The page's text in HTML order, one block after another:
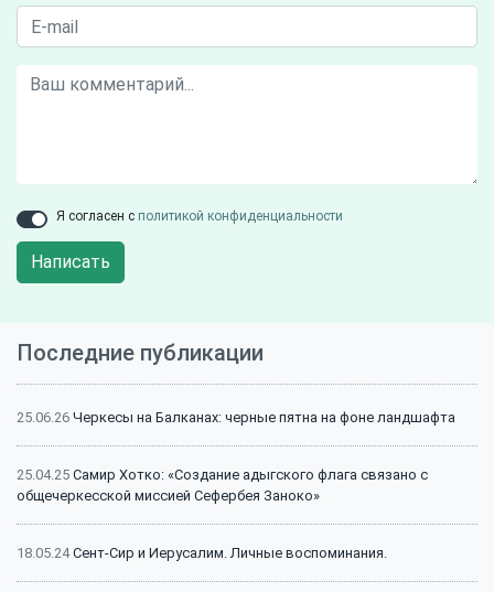
Я согласен с политикой конфиденциальности
Написать
Последние публикации
25.06.26 Черкесы на Балканах: черные пятна на фоне ландшафта
25.04.25 Самир Хотко: «Создание адыгского флага связано с
общечеркесской миссией Сефербея Заноко»
18.05.24Сент-Сир и Иерусалим. Личные воспоминания.